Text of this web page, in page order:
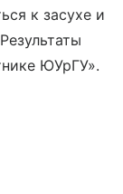
к засухе и
ЮУрГУ».